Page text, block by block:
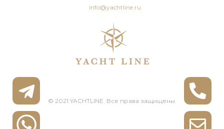
info@yachtline.ru
© 2021 YACHTLINE. Все права защищены.